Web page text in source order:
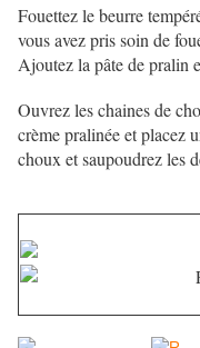
Fouettez le beurre
vous avez pris soin de
Ajoutez la pâte de pralin
Ouvrez les chaines de
crème pralinée et placez
choux et saupoudrez les